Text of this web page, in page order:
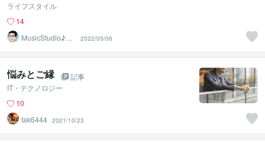
ライフスタイル
14
MusicStudio♪ま
2022/05/06
悩みとご縁
記事
IT・テクノロジー
10
tak6444 2021/10/23